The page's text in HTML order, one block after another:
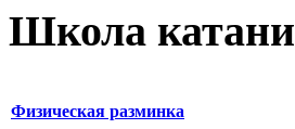
Школа
Физическая разминка